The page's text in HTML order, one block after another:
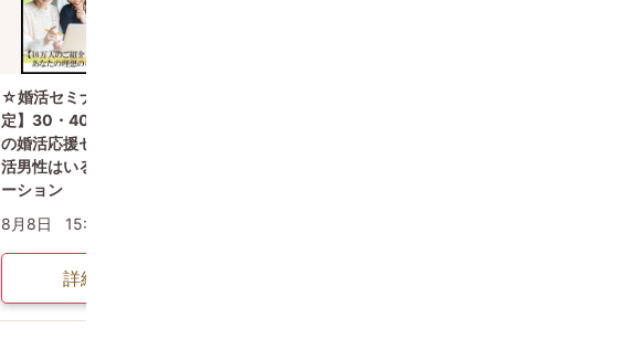
☆婚活セミナー☆【浜松限
定】30・40代女性の方のため
の婚活応援セミナー♪理想の婚
活男性はいる？婚活シミュレ
ーション
8月8日
15:30〜
詳細を見る